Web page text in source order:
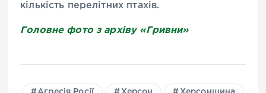
кількість перелітних птахів.
Головне фото з архіву «Гривни»